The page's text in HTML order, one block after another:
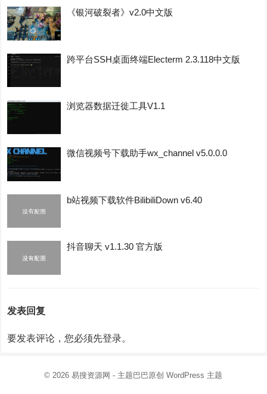
《银河破裂者》v2.0中文版
跨平台SSH桌面终端Electerm 2.3.118中文版
浏览器数据迁徙工具V1.1
微信视频号下载助手wx_channel v5.0.0.0
b站视频下载软件BilibiliDown v6.40
抖音聊天 v1.1.30 官方版
发表回复
要发表评论，您必须先登录。
© 2026易搜资源网 - 主题巴巴原创WordPress 主题